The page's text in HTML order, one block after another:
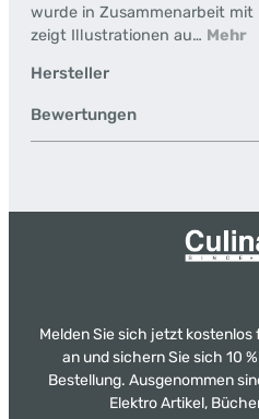
wurde in Zusammenarbeit
zeigt Illustrationen au… Mehr
Hersteller
Bewertungen
Melden Sie sich jetzt
an und sichern Sie sich 10
Bestellung. Ausgenommen
Elektro Artikel,